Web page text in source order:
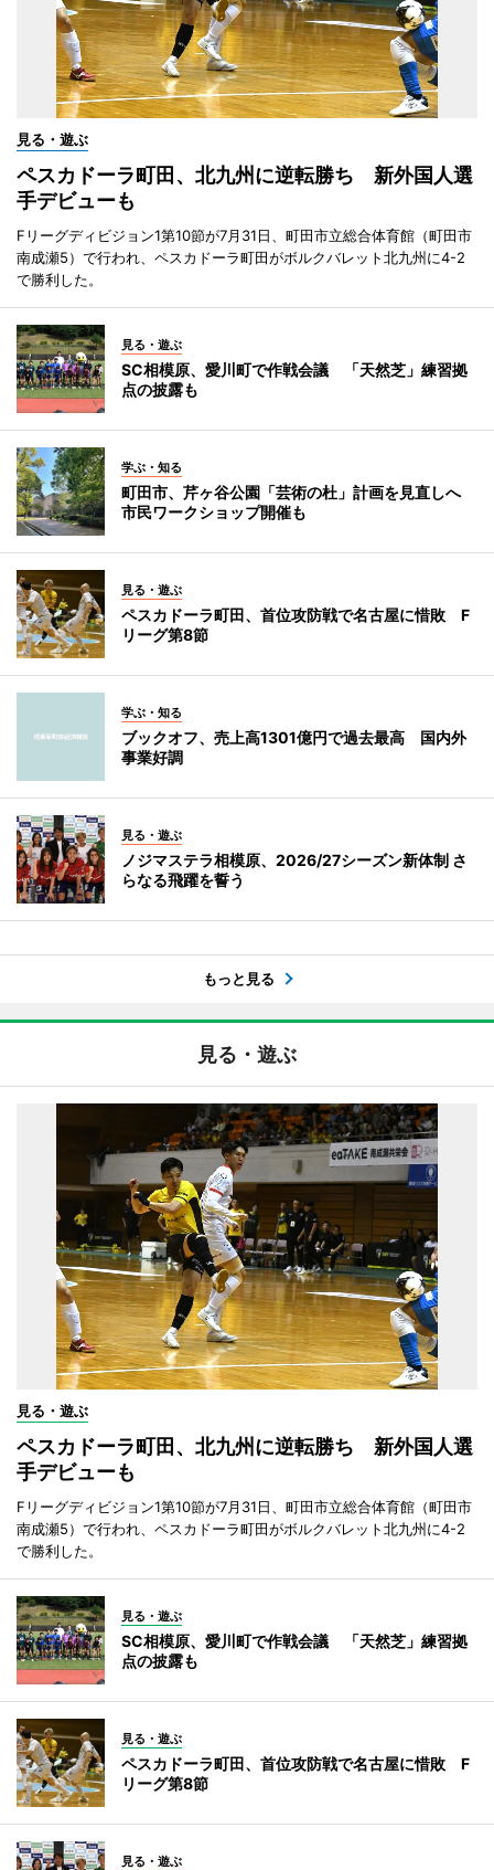
見る・遊ぶ
ペスカドーラ町田、北九州に逆転勝ち 新外国人選
手デビューも
Fリーグディビジョン1第10節が7月31日、町田市立総合体育館（町田市
南成瀬5）で行われ、ペスカドーラ町田がボルクバレット北九州に4-2
で勝利した。
見る・遊ぶ
SC相模原、愛川町で作戦会議 「天然芝」練習拠
点の披露も
学ぶ・知る
町田市、芹ヶ谷公園「芸術の杜」計画を見直しへ
市民ワークショップ開催も
見る・遊ぶ
ペスカドーラ町田、首位攻防戦で名古屋に惜敗 F
リーグ第8節
学ぶ・知る
ブックオフ、売上高1301億円で過去最高 国内外
事業好調
見る・遊ぶ
ノジマステラ相模原、2026/27シーズン新体制 さ
らなる飛躍を誓う
もっと見る
見る・遊ぶ
見る・遊ぶ
ペスカドーラ町田、北九州に逆転勝ち 新外国人選
手デビューも
Fリーグディビジョン1第10節が7月31日、町田市立総合体育館（町田市
南成瀬5）で行われ、ペスカドーラ町田がボルクバレット北九州に4-2
で勝利した。
見る・遊ぶ
SC相模原、愛川町で作戦会議 「天然芝」練習拠
点の披露も
見る・遊ぶ
ペスカドーラ町田、首位攻防戦で名古屋に惜敗 F
リーグ第8節
見る・遊ぶ